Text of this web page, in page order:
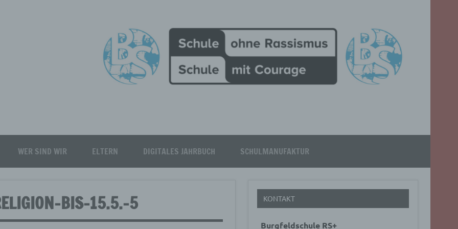
Burgfeld Realschule plus
WER SIND WIR ELTERN DIGITALES JAHRBUCH SCHULMANUFAKTUR
BIS-15.5.-5 KONTAKT
Burgfeldschule RS+